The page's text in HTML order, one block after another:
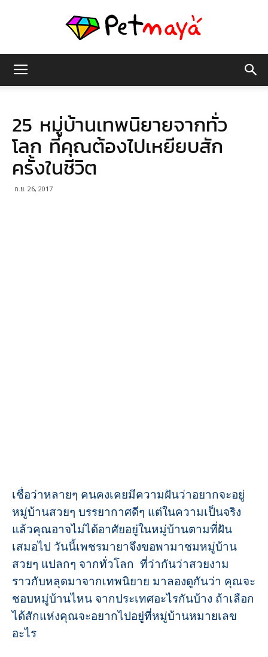
มายา
25 หมู่บ้านเทพนิยายจากทั่ว
โลก ที่คุณต้องไปเหยียบสัก
ครั้งในชีวิต
ก.ย. 26, 2017
เชื่อว่าหลายๆ คนคงเคยมีความฝันว่าอยากจะอยู่
หมู่บ้านสวยๆ บรรยากาศดีๆ แต่ในความเป็นจริง
แล้วคุณอาจไม่ได้อาศัยอยู่ในหมู่บ้านตามที่ฝัน
เสมอไป วันนี้เพชรมายาจึงขอพามาชมหมู่บ้าน
สวยๆ แปลกๆ จากทั่วโลก ที่ว่ากันว่าสวยงาม
ราวกับหลุดมาจากเทพนิยาย มาลองดูกันว่า คุณจะ
ชอบหมู่บ้านไหน จากประเทศอะไรกันบ้าง ถ้าเลือก
ได้สักแห่งคุณจะอยากไปอยู่ที่หมู่บ้านหมายเลข
อะไร